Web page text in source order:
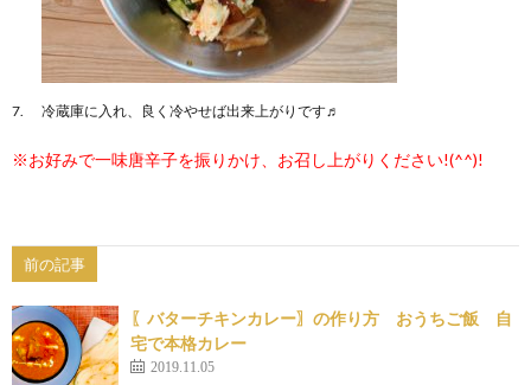
冷蔵庫に入れ、良く冷やせば出来上がりです♬
※お好みで一味唐辛子を振りかけ、お召し上がりください!(^^)!
前の記事
〖バターチキンカレー〗の作り方 おうちご飯 自
宅で本格カレー
2019.11.05